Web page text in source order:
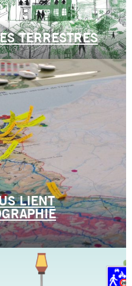
TERRESTRES
LIENT